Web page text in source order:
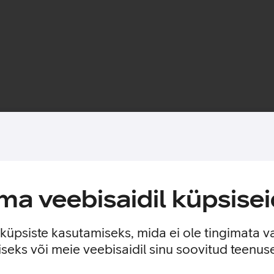
veebisaidil
kasutamiseks, mida ei ole tingimata
või meie veebisaidil sinu soovitud
käsikäes.
magnetid, mis muudavad ümbrise kinnitamise ja
seda eemaldamata. Lisaks saab ümbrise tagaküljele